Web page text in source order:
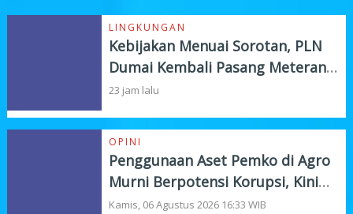
LINGKUNGAN
Kebijakan Menuai Sorotan, PLN
Dumai Kembali Pasang Meteran
Listrik Pelanggan
23 jam lalu
OPINI
Penggunaan Aset Pemko di Agro
Murni Berpotensi Korupsi, Kini
"Bola" Ada di APH
Kamis, 06 Agustus 2026 16:33 WIB